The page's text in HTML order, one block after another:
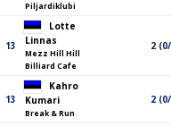
Piljardiklubi
13
Lotte
Linnas
Mezz Hill Hill
Billiard Cafe
2
13
Kahro
Kumari
Break & Run
2